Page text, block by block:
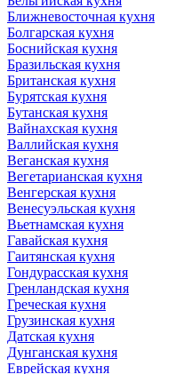
Ближневосточная кухня
Болгарская кухня
Боснийская кухня
Бразильская кухня
Британская кухня
Бурятская кухня
Бутанская кухня
Вайнахская кухня
Валлийская кухня
Веганская кухня
Вегетарианская кухня
Венгерская кухня
Венесуэльская кухня
Вьетнамская кухня
Гавайская кухня
Гаитянская кухня
Гондурасская кухня
Гренландская кухня
Греческая кухня
Грузинская кухня
Датская кухня
Дунганская кухня
Еврейская кухня